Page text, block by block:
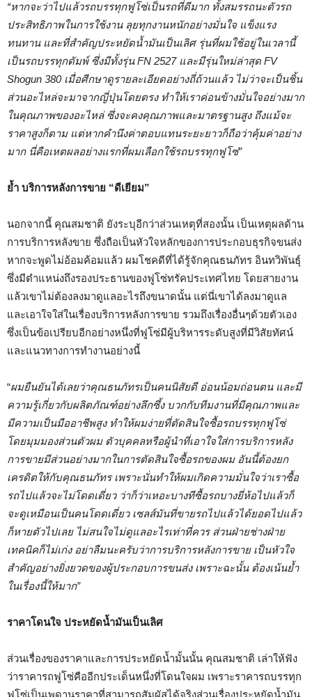
“หากจะว่าไปแล้วรถบรรทุกฟูโซ่เป็นรถที่ดีมาก ทั้งสมรรถนะตัวรถ
ประสิทธิภาพในการใช้งาน ลุยทุกงานหนักอย่างมั่นใจ แข็งแรง
ทนทาน และที่สำคัญประหยัดน้ำมันเป็นเลิศ รุ่นที่ผมใช้อยู่ในเวลานี้
เป็นรถบรรทุกดัมพ์ ซึ่งมีทั้งรุ่นFN 2527 และมีรุ่นใหม่ล่าสุด FV
Shogun 380 เมื่อศีกษาดูรายละเอียดอย่างถี่ถ้วนแล้ว ไม่ว่าจะเป็นชิ้น
ส่วนอะไหล่จะมาจากญี่ปุ่นโดยตรง ทำให้เราค่อนข้างมั่นใจอย่างมาก
ในคุณภาพของอะไหล่ ซึ่งจะคงคุณภาพและมาตรฐานสูง ถึงแม้จะ
ราคาสูงก็ตาม แต่หากคำนึงค่าตอบแทนระยะยาวก็ถือว่าคุ้มค่าอย่าง
มาก นี่คือเหตผลอย่างแรกที่ผมเลือกใช้รถบรรทุกฟูโซ่”
ย้ำ บริการหลังการขาย “ดีเยียม”
นอกจากนี้ คุณสมชาติ ยังระบุอีกว่าส่วนเหตุที่สองนั้น เป็นเหตุผลด้าน
การบริการหลังขาย ซึ่งถือเป็นหัวใจหลักของการประกอบธุรกิจขนส่ง
หากจะพูดไม่อ้อมค้อมแล้ว ผมโชคดีที่ได้รู้จักคุณธนภัทร อินทวิพันธุ์
ซึ่งมีตำแหน่งถึงรองประธานของฟูโซ่ทรัคประเทศไทย โดยสายงาน
แล้วเขาไม่ต้องลงมาดูแลอะไรถึงขนาดนั้น แต่นี่เขาได้ลงมาดูแล
และเอาใจใส่ในเรื่องบริการหลังการขาย รวมถึงเรื่องอื่นๆด้วยตัวเอง
ซึ่งเป็นข้อเปรียบอีกอย่างหนึ่งที่ฟูโซ่มีผู้บริหารระดับสูงที่มีวิสัยทัศน์
และแนวทางการทำงานอย่างนี้
“ผมยืนยันได้เลยว่าคุณธนภัทรเป็นคนนิสัยดี อ่อนน้อมถ่อนตน และมี
ความรู้เกี่ยวกับผลิตภัณฑ์อย่างลึกซึ้ง บวกกับทีมงานที่มีคุณภาพและ
มีความเป็นมืออาชีพสูง ทำให้ผมง่ายที่ตัดสินใจซื้อรถบรรทุกฟูโซ่
โดยมุมมองส่วนตัวผม ตัวบุคคลหรือผู้นำที่เอาใจใส่การบริการหลัง
การขายมีส่วนอย่างมากในการตัดสินใจซื้อรถของผม อันนี้ต้องยก
เครดิตให้กับคุณธนภัทร เพราะนั่นทำให้ผมเกิดความมั่นใจว่าเราซื้อ
รถไปแล้วจะไม่โดดเดี่ยว ว่าก็ว่าเหอะบางทีซื้อรถบางยี่ห้อไปแล้วก็
จะดูเหมือนเป็นคนโดดเดี่ยว เซลส์มันที่ขายรถไปแล้วได้ยอดไปแล้ว
ก็หายตัวไปเลย ไม่สนใจไม่ดูแลอะไรเท่าที่ควร ส่วนฝ่ายช่างฝ่าย
เทคนิคก็ไม่เก่ง อย่าลืมนะครับว่าการบริการหลังการขาย เป็นหัวใจ
สำคัญอย่างยิ่งยวดของผู้ประกอบการขนส่ง เพราะฉะนั้น ต้องเน้นย้ำ
ในเรื่องนี้ให้มาก”
ราคาโดนใจ ประหยัดน้ำมันเป็นเลิศ
ส่วนเรื่องของราคาและการประหยัดน้ำมั้นนั้น คุณสมชาติ เล่าให้ฟัง
ว่าราคารถฟูโซ่คืออีกประเด็นหนึ่งที่โดนใจผม เพราะราคารถบรรทุก
ฟูโซ่เป็นเพดานราคาที่สามารถสัมผัสได้จริงส่วนเรื่องประหยัดน้ำมัน